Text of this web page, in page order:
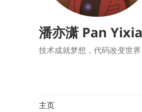
潘亦潇 Pan
技术成就梦想，代码改变世界
主页